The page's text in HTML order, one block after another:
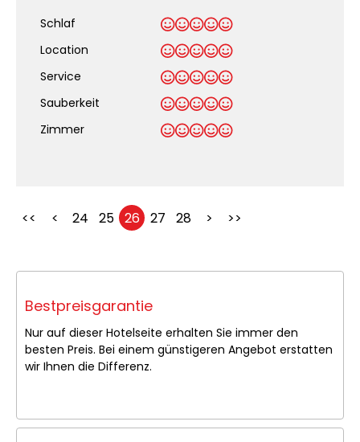
Schlaf
Location
Service
Sauberkeit
Zimmer
<< < 24 25 26 27 28 > >>
Bestpreisgarantie
Nur auf dieser Hotelseite erhalten Sie immer den
besten Preis. Bei einem günstigeren Angebot erstatten
wir Ihnen die Differenz.